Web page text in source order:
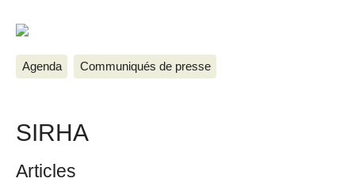
Agenda Communiqués de presse
SIRHA
Articles